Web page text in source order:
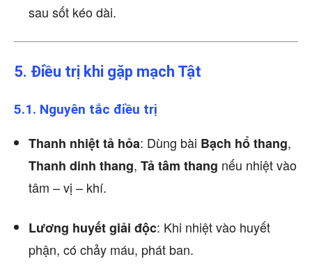
sau sốt kéo dài.
5. Điều trị khi gặp mạch Tật
5.1. Nguyên tắc điều trị
Thanh nhiệt tả hỏa: Dùng bài Bạch hổ thang,
Thanh dinh thang, Tả tâm thang nếu nhiệt vào
tâm – vị – khí.
Lương huyết giải độc: Khi nhiệt vào huyết
phận, có chảy máu, phát ban.